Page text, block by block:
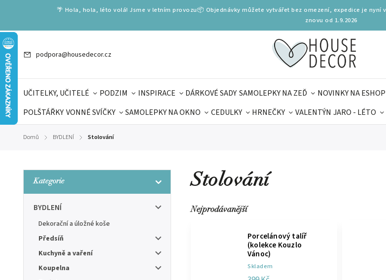
🌴 Hola, hola, léto volá! Jsme v letním provozu📦 Objednávky můžete vytvářet bez omezení, expedice je
znovu od 1.9.2026
podpora@housedecor.cz
UČITELKY, UČITELÉ PODZIM INSPIRACE DÁRKOVÉ SADY SAMOLEPKY NA ZEĎ NOVINKY NA
POLŠTÁŘKY VONNÉ SVÍČKY SAMOLEPKY NA OKNO CEDULKY HRNEČKY VALENTÝN JARO - LÉTO
DÁRKOVÉ VOUCHERY
Domů / BYDLENÍ / Stolování
Kategorie
BYDLENÍ
Dekorační a úložné koše
Předsíň
Kuchyně a vaření
Koupelna
Stolování
Nejprodávanější
Porcelánový talíř
(kolekce Kouzlo
Vánoc)
Skladem